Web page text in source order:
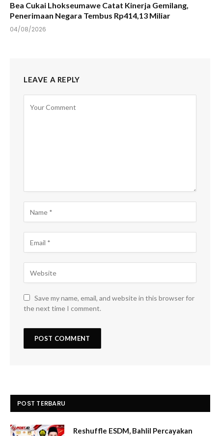
Bea Cukai Lhokseumawe Catat Kinerja Gemilang,
Penerimaan Negara Tembus Rp414,13 Miliar
04/08/2026
LEAVE A REPLY
Save my name, email, and website in this browser for
the next time I comment.
POST TERBARU
Reshuffle ESDM, Bahlil Percayakan